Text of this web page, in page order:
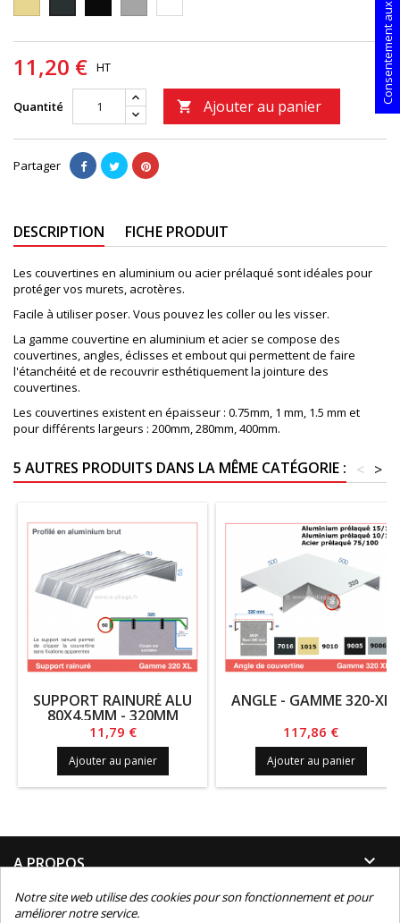
11,20 € HT
Quantité  Ajouter au panier
Partager
DESCRIPTION FICHE PRODUIT
Les couvertines en aluminium ou acier prélaqué sont idéales pour
protéger vos murets, acrotères.
Facile à utiliser poser. Vous pouvez les coller ou les visser.
La gamme couvertine en aluminium et acier se compose des
couvertines, angles, éclisses et embout qui permettent de faire
l'étanchéité et de recouvrir esthétiquement la jointure des
couvertines.
Les couvertines existent en épaisseur : 0.75mm, 1 mm, 1.5 mm et
pour différents largeurs : 200mm, 280mm, 400mm.
5 AUTRES PRODUITS DANS LA MÊME CATÉGORIE : >
<
SUPPORT RAINURÉ ALU
80X4.5MM - 320MM
Prix
11,79 €
Ajouter au panier
ANGLE - GAMME 320-XL
Prix
117,86 €
Ajouter au panier
A PROPOS 
INFORMATIONS 
Notre site web utilise des cookies pour son fonctionnement et pour
améliorer notre service.
Consentement aux cookies